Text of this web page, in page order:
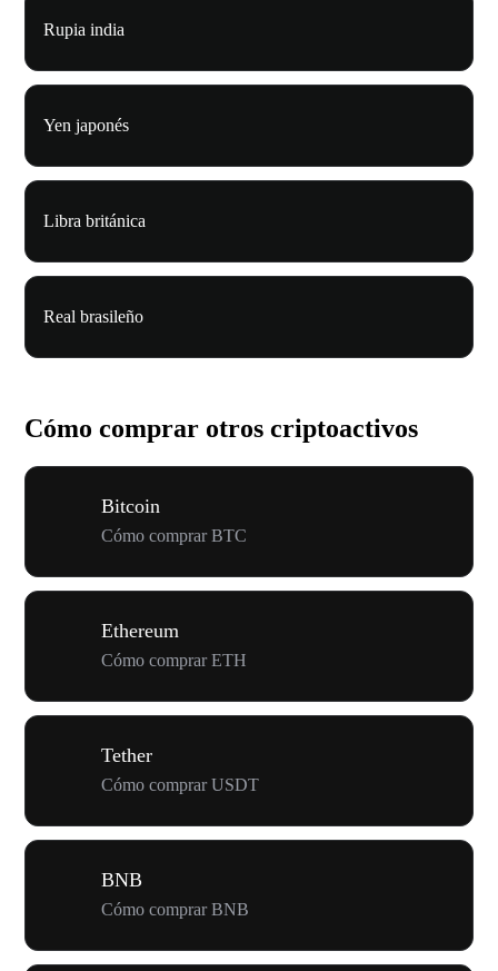
Rupia india
Yen japonés
Libra británica
Real brasileño
Cómo comprar otros criptoactivos
Bitcoin
Cómo comprar BTC
Ethereum
Cómo comprar ETH
Tether
Cómo comprar USDT
BNB
Cómo comprar BNB